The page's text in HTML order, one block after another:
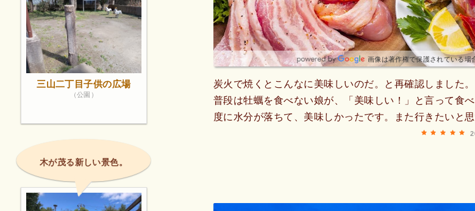
画像は著作権で保護されている場
炭火で焼くとこんなに美味しいのだ。と再確認しました
普段は牡蠣を食べない娘が、「美味しい！」と言って食
度に水分が落ちて、美味しかったです。また行きたいと思
三山二丁目子供の広場
（公園）
木が茂る新しい景色。